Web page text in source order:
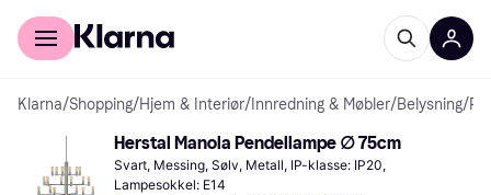
For kunder
Klarna/Shopping/Hjem & Interiør/ Innredning & Møbler/Belysning/
Herstal Manola Pendellampe ∅ 75cm
Svart, Messing, Sølv, Metall, IP-klasse: IP20,
Lampesokkel: E14